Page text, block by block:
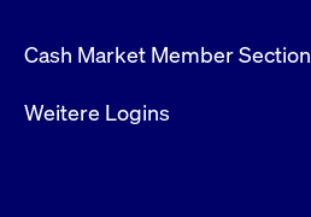
Cash Market Member Section
Weitere Logins